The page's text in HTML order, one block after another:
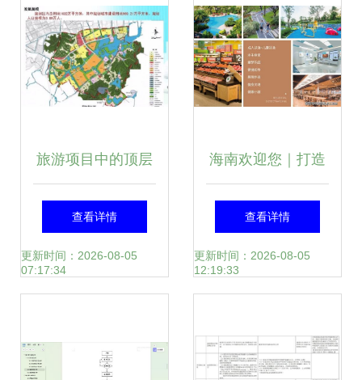
发战略
旅游项目中的顶层
设计、策划、规划
及其相互关系
查看详情
更新时间：2026-08-05
07:17:34
海南欢迎您｜打造
旅游开发项目策划
与线上购房咨询一
查看详情
更新时间：2026-08-05
12:19:33